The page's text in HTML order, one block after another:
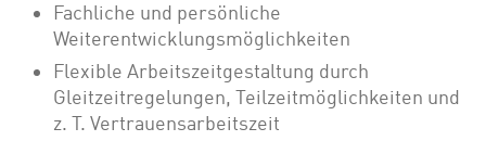
Fachliche und persönliche
Weiterentwicklungsmöglichkeiten
Flexible Arbeitszeitgestaltung durch
Gleitzeitregelungen, Teilzeitmöglichkeiten und
z. T. Vertrauensarbeitszeit